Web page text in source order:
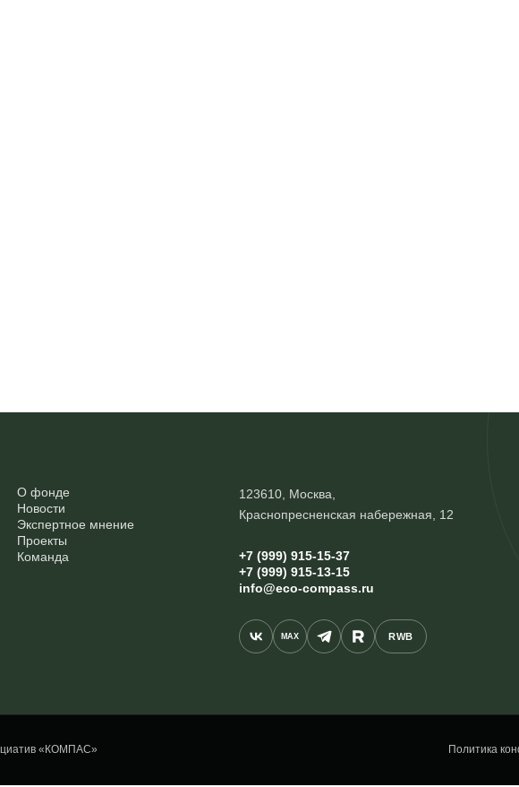
О фонде
Новости
Экспертное мнение
Проекты
Команда
123610, Москва,
Краснопресненская набережная, 12
+7 (999) 915-15-37
+7 (999) 915-13-15
info@eco-compass.ru
MAX RWB
«КОМПАС» Политика